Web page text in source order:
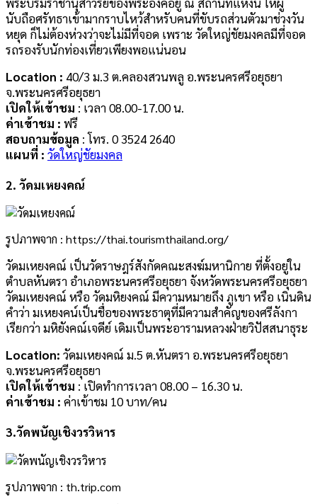
นับถือศรัทธาเข้ามากราบไหว้สำหรับคนที่ขับรถส่วนตัวมาช่วงวัน
หยุด ก็ไม่ต้องห่วงว่าจะไม่มีที่จอด เพราะ วัดใหญ่ชัยมงคลมีที่จอด
รถรองรับนักท่องเที่ยวเพียงพอแน่นอน
Location : 40/3 ม.3 ต.คลองสวนพลู อ.พระนครศรีอยุธยา
จ.พระนครศรีอยุธยา
เปิดให้เข้าชม : เวลา 08.00-17.00 น.
ค่าเข้าชม : ฟรี
สอบถามข้อมูล : โทร. 0 3524 2640
แผนที่ : วัดใหญ่ชัยมงคล
2. วัดมเหยงคณ์
รูปภาพจาก : https://thai.tourismthailand.org/
วัดมเหยงคณ์ เป็นวัดราษฎร์สังกัดคณะสงฆ์มหานิกาย ที่ตั้งอยู่ใน
ตำบลหันตรา อำเภอพระนครศรีอยุธยา จังหวัดพระนครศรีอยุธยา
วัดมเหยงคณ์ หรือ วัดมหิยงคณ์ มีความหมายถึง ภูเขา หรือ เนินดิน
คำว่า มเหยงคน์เป็นชื่อของพระธาตุที่มีความสำคัญของศรีลังกา
เรียกว่า มหิยังคณ์เจดีย์ เดิมเป็นพระอารามหลวงฝ่ายวิปัสสนาธุระ
Location: วัดมเหยงคณ์ ม.5 ต.หันตรา อ.พระนครศรีอยุธยา
จ.พระนครศรีอยุธยา
เปิดให้เข้าชม : เปิดทำการเวลา 08.00 – 16.30 น.
ค่าเข้าชม : ค่าเข้าชม 10 บาท/คน
3.วัดพนัญเชิงวรวิหาร
รูปภาพจาก : th.trip.com